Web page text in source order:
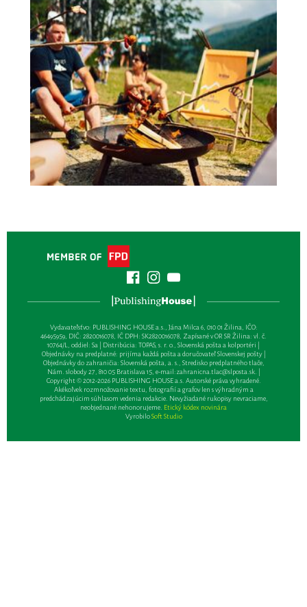
Vydavateľsťvo: PUBLISHING HOUSE a.s., Jána Milca 6, 010 01 Žilina, IČO:
46495959, DIČ: 2820016078, IČ DPH: SK2820016078, Zapísané v OR SR Žilina: vl. č.
10764/L, oddiel: Sa | Distribúcia: TOPAS, s. r. o., Slovenská pošta a kolportéri |
Objednávky na predplatné: prijíma každá pošta a doručovateľ Slovenskej pošty |
Objednávky do zahraničia: Slovenská pošta, a. s., Stredisko predplatného tlače,
Nám. slobody 27, 810 05 Bratislava 15, e-mail:zahranicna.tlac@slposta.sk. |
Copyright © 2012-2026 PUBLISHING HOUSE a.s. Autorské práva vyhradené.
Akékoľvek rozmnožovanie textu, fotografií a grafov len s výhradným a
predchádzajúcim súhlasom vedenia redakcie. Nevyžiadané rukopisy nevraciame,
neobjednané nehonorujeme. Etický kódex novinára
VyrobiloSoft Studio